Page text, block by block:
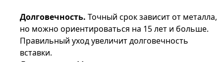
Долговечность. Точный срок зависит от металла,
но можно ориентироваться на 15 лет и больше.
Правильный уход увеличит долговечность
вставки.